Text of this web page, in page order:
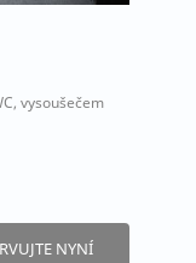
vysoušečem
NYNÍ